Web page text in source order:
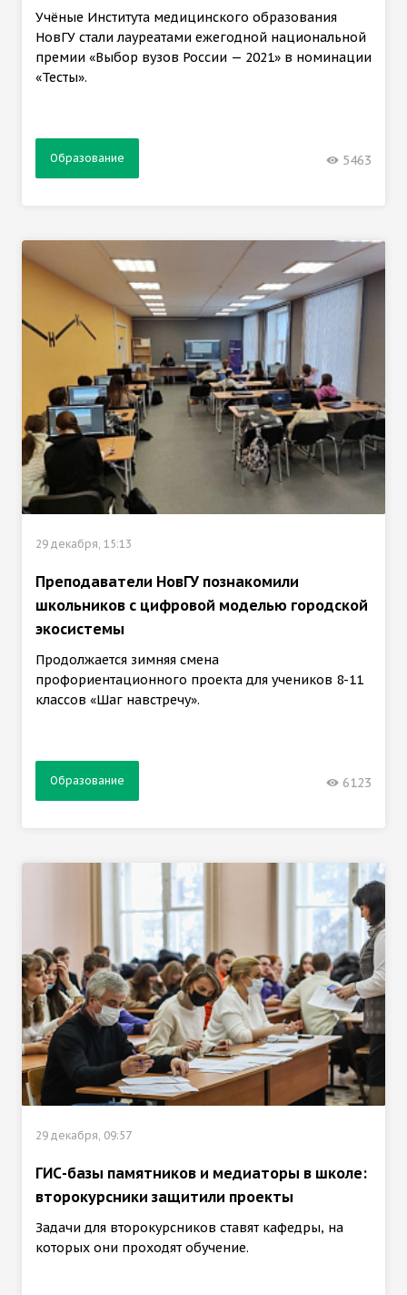
Учёные Института медицинского образования
НовГУ стали лауреатами ежегодной национальной
премии «Выбор вузов России — 2021» в номинации
«Тесты».
Образование 5463
29 декабря, 15:13
Преподаватели НовГУ познакомили
школьников с цифровой моделью городской
экосистемы
Продолжается зимняя смена
профориентационного проекта для учеников 8-11
классов «Шаг навстречу».
Образование 6123
29 декабря, 09:57
ГИС-базы памятников и медиаторы в школе:
второкурсники защитили проекты
Задачи для второкурсников ставят кафедры, на
которых они проходят обучение.